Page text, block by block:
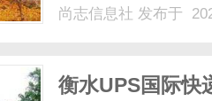
气榜中，美的同样高
尚志信息社 发布于
衡水UPS国际快